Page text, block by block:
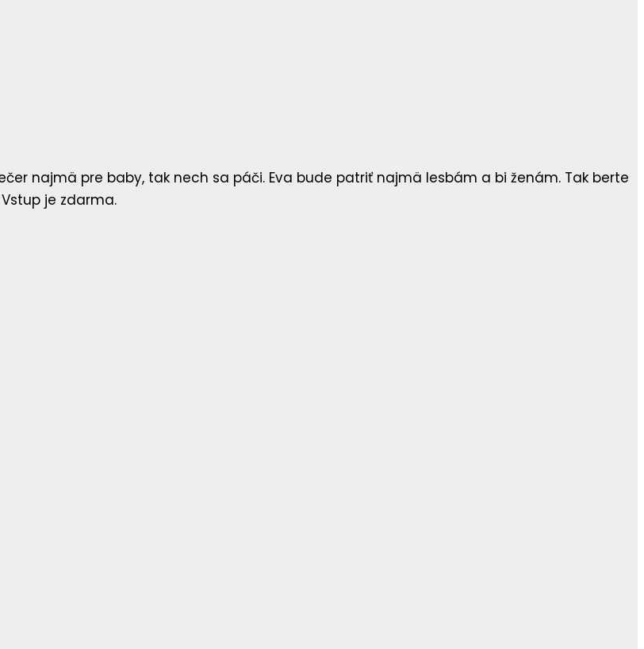
najmä pre baby, tak nech sa páči. Eva bude patriť najmä lesbám a bi ženám. Tak berte
je zdarma.